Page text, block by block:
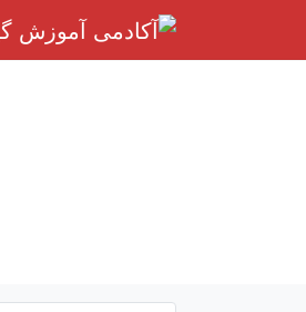
محتوا